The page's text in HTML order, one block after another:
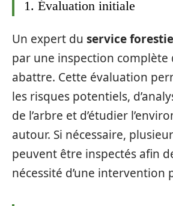
1. Évaluation initiale
Un expert du service
par une inspection complète
abattre. Cette évaluation
les risques potentiels,
de l’arbre et d’étudier
autour. Si nécessaire,
peuvent être inspectés afin
nécessité d’une intervention